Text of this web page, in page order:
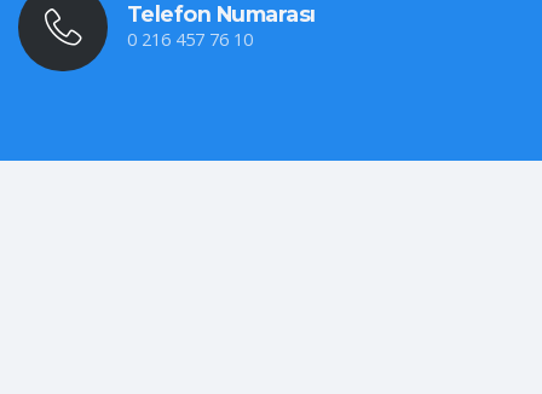
Telefon Numarası
0 216 457 76 10